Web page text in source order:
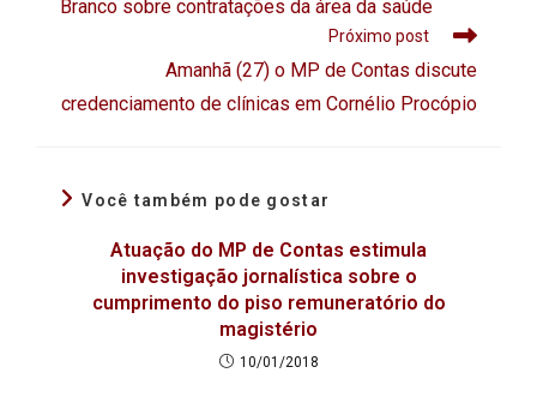
Branco sobre contratações da área da saúde
Próximo post
Amanhã (27) o MP de Contas discute
credenciamento de clínicas em Cornélio Procópio
Você também pode gostar
Atuação do MP de Contas estimula
investigação jornalística sobre o
cumprimento do piso remuneratório do
magistério
10/01/2018